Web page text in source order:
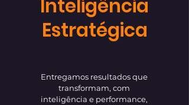
Inteligência
Estratégica
Entregamos resultados que
transformam, com
inteligência e performance,